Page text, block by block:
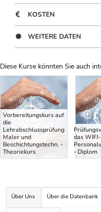
KOSTEN
WEITERE DATEN
Diese Kurse könnten Sie auch
Uber Weiterbildungsvorschläge
Vorbereitungskurs auf
die
Lehrabschlussprüfung
Maler und
Beschichtungstechn. -
Theoriekurs
das WIFI-
- Diplom
Über Uns Über die Datenbank